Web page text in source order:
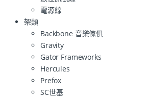
電源線
架類
Backbone 音樂傢俱
Gravity
Gator Frameworks
Hercules
Prefox
SC世基